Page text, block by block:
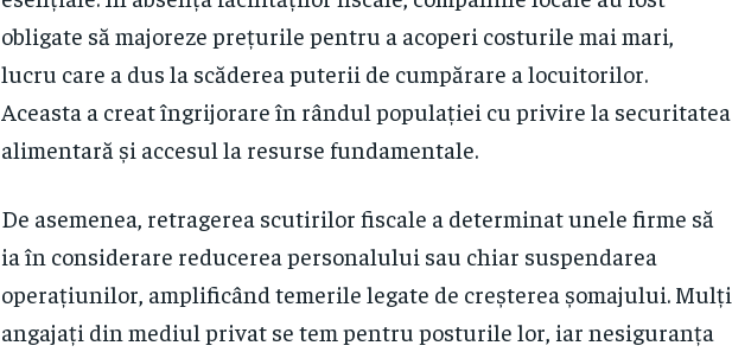
obligate să majoreze prețurile pentru a acoperi costurile mai mari,
lucru care a dus la scăderea puterii de cumpărare a locuitorilor.
Aceasta a creat îngrijorare în rândul populației cu privire la securitatea
alimentară și accesul la resurse fundamentale.
De asemenea, retragerea scutirilor fiscale a determinat unele firme să
ia în considerare reducerea personalului sau chiar suspendarea
operațiunilor, amplificând temerile legate de creșterea șomajului. Mulți
angajați din mediul privat se tem pentru posturile lor, iar nesiguranța